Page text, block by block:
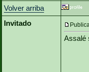
Volver arriba
Invitado
Assalé